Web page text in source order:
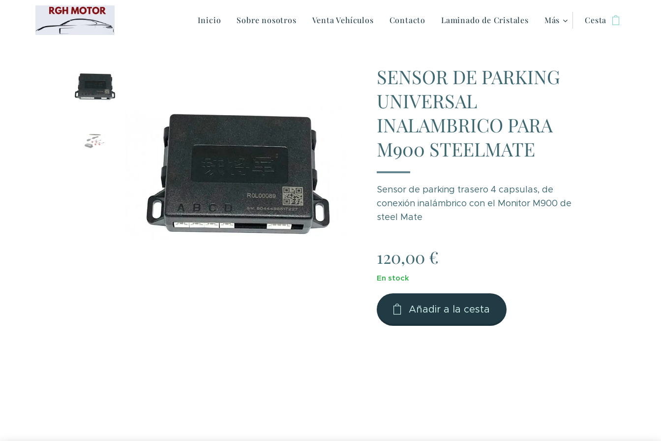
Inicio Sobre nosotros Venta Vehículos Contacto Laminado de Cristales Más Cesta
SENSOR DE PARKING
UNIVERSAL
INALAMBRICO PARA
M900 STEELMATE
Sensor de parking trasero 4 capsulas, de
conexión inalámbrico con el Monitor M900 de
steel Mate
120,00 €
En stock
Añadir a la cesta